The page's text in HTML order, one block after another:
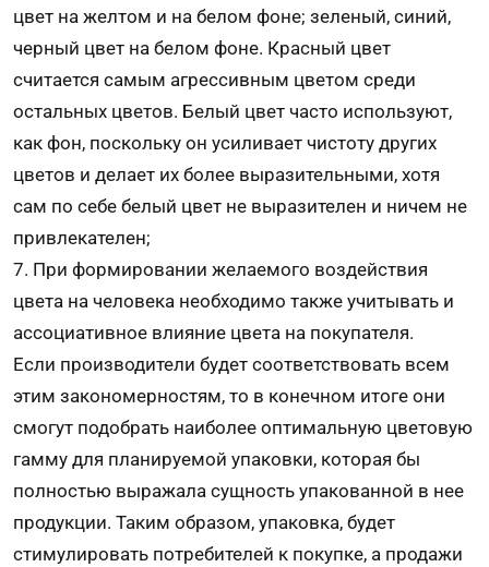
цвет на желтом и на белом фоне; зеленый, синий,
черный цвет на белом фоне. Красный цвет
считается самым агрессивным цветом среди
остальных цветов. Белый цвет часто используют,
как фон, поскольку он усиливает чистоту других
цветов и делает их более выразительными, хотя
сам по себе белый цвет не выразителен и ничем не
привлекателен;
7. При формировании желаемого воздействия
цвета на человека необходимо также учитывать и
ассоциативное влияние цвета на покупателя.
Если производители будет соответствовать всем
этим закономерностям, то в конечном итоге они
смогут подобрать наиболее оптимальную цветовую
гамму для планируемой упаковки, которая бы
полностью выражала сущность упакованной в нее
продукции. Таким образом, упаковка, будет
стимулировать потребителей к покупке, а продажи